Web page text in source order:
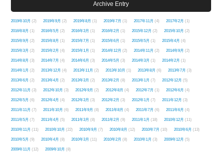
Archive Entry
2019年10月 (2) 2019年9月 (2) 2019年8月 (1) 2019年7月 (1) 2017年11月 (4) 2017年2月 (1)
2016年8月 (1) 2016年5月 (2) 2016年3月 (1) 2016年2月 (1) 2015年12月 (2) 2015年10月 (2)
2015年9月 (2) 2015年8月 (1) 2015年7月 (1) 2015年6月 (1) 2015年5月 (1) 2015年4月 (4)
2015年3月 (2) 2015年2月 (4) 2015年1月 (1) 2014年12月 (2) 2014年11月 (2) 2014年9月 (2)
2014年8月 (3) 2014年7月 (4) 2014年6月 (3) 2014年5月 (3) 2014年3月 (1) 2014年2月 (1)
2014年1月 (2) 2013年12月 (4) 2013年11月 (2) 2013年10月 (1) 2013年8月 (6) 2013年7月 (3)
2013年6月 (2) 2013年4月 (2) 2013年3月 (2) 2013年2月 (8) 2013年1月 (7) 2012年12月 (5)
2012年11月 (3) 2012年10月 (3) 2012年9月 (2) 2012年8月 (4) 2012年7月 (1) 2012年6月 (4)
2012年5月 (6) 2012年4月 (4) 2012年3月 (3) 2012年2月 (3) 2012年1月 (7) 2011年12月 (3)
2011年11月 (7) 2011年10月 (6) 2011年9月 (8) 2011年8月 (4) 2011年7月 (6) 2011年6月 (4)
2011年5月 (7) 2011年4月 (5) 2011年3月 (8) 2011年2月 (9) 2011年1月 (18) 2010年12月 (11)
2010年11月 (11) 2010年10月 (22) 2010年9月 (7) 2010年8月 (12) 2010年7月 (10) 2010年6月 (13)
2010年5月 (9) 2010年4月 (8) 2010年3月 (11) 2010年2月 (8) 2010年1月 (3) 2009年12月 (5)
2009年11月 (12) 2009年10月 (8)